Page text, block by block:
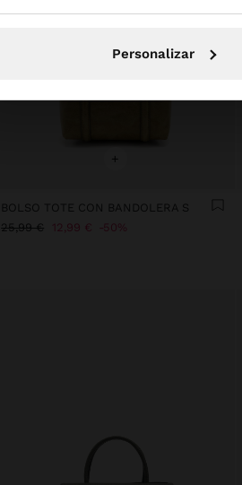
Personalizar
+
BOLSO TOTE CON BANDOLERA S
25,99 € 12,99 € 50%